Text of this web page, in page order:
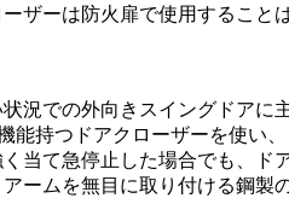
ザーは防火扉で使用すること
況での外向きスイングドアに
能持つドアクローザーを使い
当て急停止した場合でも、ド
ームを無目に取り付ける鋼製